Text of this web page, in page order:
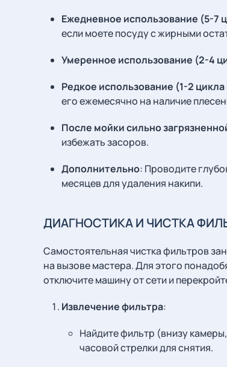
Ежедневное использование (5-7
если моете посуду с жирными
Умеренное использование (2-4
Редкое использование (1-2
его ежемесячно на наличие
После мойки сильно
избежать засоров.
Дополнительно: Проводите
месяцев для удаления накипи.
ДИАГНОСТИКА И ЧИСТКА
Самостоятельная чистка фильтров
на вызове мастера. Для этого
отключите машину от сети и
Извлечение фильтра:
Найдите фильтр (внизу
часовой стрелки для снятия.